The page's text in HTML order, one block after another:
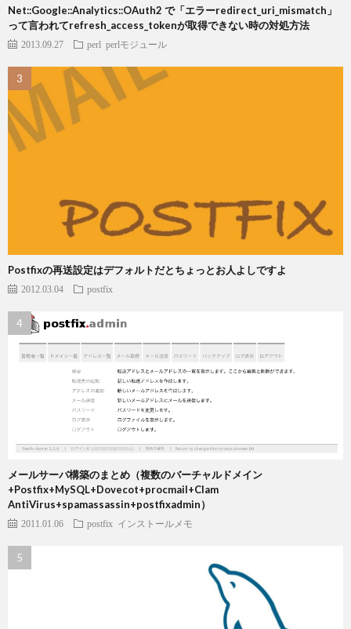
Net::Google::Analytics::OAuth2 で「エラーredirect_uri_mismatch」
って言われてrefresh_access_tokenが取得できない時の対処方法
2013.09.27 perl perlモジュール
Postfixの再送設定はデフォルトだとちょっとお人よしですよ
2012.03.04 postfix
メールサーバ構築のまとめ（複数のバーチャルドメイン
+Postfix+MySQL+Dovecot+procmail+Clam
AntiVirus+spamassassin+postfixadmin）
2011.01.06 postfix インストールメモ